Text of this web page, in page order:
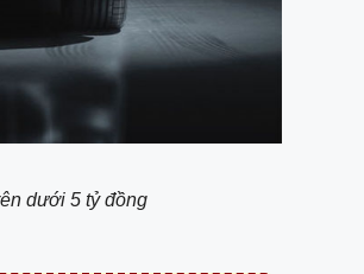
dưới 5 tỷ đồng